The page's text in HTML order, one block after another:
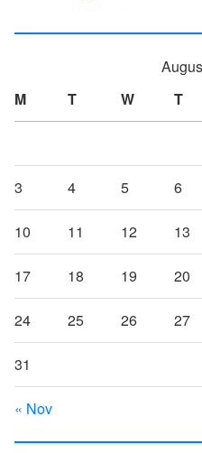
M
T W T
3 4 5 6
10 11 12 13
17 18 19 20
24 25 26 27
31
« Nov